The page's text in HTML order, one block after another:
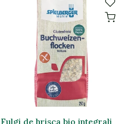
Fulgi de hrisca bio integrali